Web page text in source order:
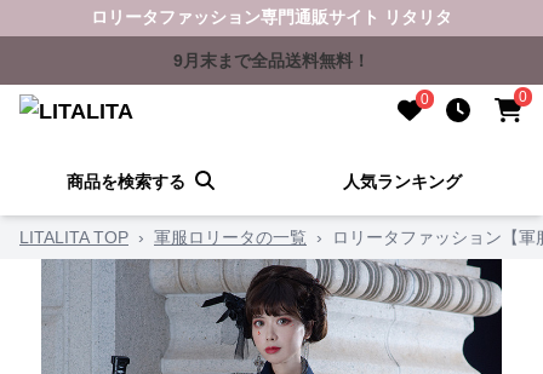
ロリータファッション専門通販サイト リタリタ
9月末まで全品送料無料！
0 0
商品を検索する 人気ランキング
LITALITA TOP › 軍服ロリータの一覧 › ロリータファッション【